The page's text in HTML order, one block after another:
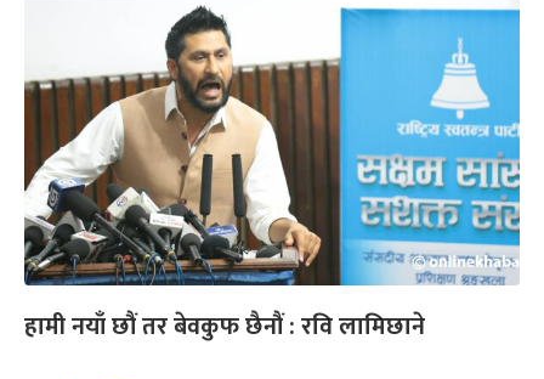
हामी नयाँ छौं तर बेवकुफ छैनौं : रवि लामिछाने